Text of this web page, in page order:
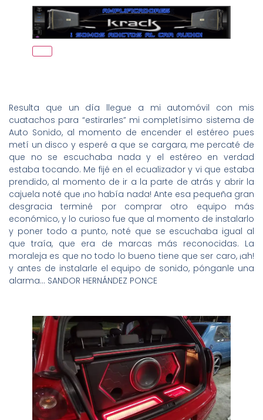
Resulta que un día llegue a mi automóvil con mis
cuatachos para “estirarles” mi completísimo sistema de
Auto Sonido, al momento de encender el estéreo pues
metí un disco y esperé a que se cargara, me percaté de
que no se escuchaba nada y el estéreo en verdad
estaba tocando. Me fijé en el ecualizador y vi que estaba
prendido, al momento de ir a la parte de atrás y abrir la
cajuela noté que ¡no había nada! Ante esa pequeña gran
desgracia terminé por comprar otro equipo más
económico, y lo curioso fue que al momento de instalarlo
y poner todo a punto, noté que se escuchaba igual al
que traía, que era de marcas más reconocidas. La
moraleja es que no todo lo bueno tiene que ser caro, ¡ah!
y antes de instalarle el equipo de sonido, pónganle una
alarma… SANDOR HERNÁNDEZ PONCE